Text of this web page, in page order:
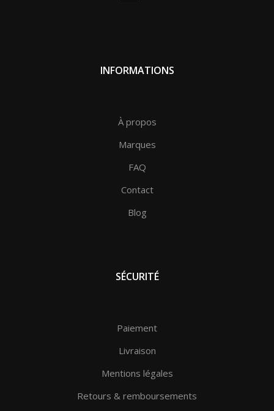
INFORMATIONS
À propos
Marques
FAQ
Contact
Blog
SÉCURITÉ
Paiement
Livraison
Mentions légales
Retours & remboursements